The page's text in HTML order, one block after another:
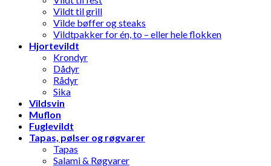
Vildt til grill
Vilde bøffer og steaks
Vildtpakker for én, to – eller hele flokken
Hjortevildt
Krondyr
Dådyr
Rådyr
Sika
Vildsvin
Muflon
Fuglevildt
Tapas, pølser og røgvarer
Tapas
Salami & Røgvarer